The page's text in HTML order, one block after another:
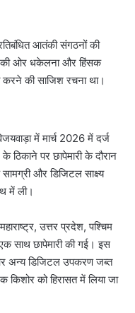
आतंकी संगठनों की
की ओर धकेलना और हिंसक
करने की साजिश रचना था।
में मार्च 2026 में दर्ज
ठिकाने पर छापेमारी के दौरान
और डिजिटल साक्ष्य
में ली।
उत्तर प्रदेश, पश्चिम
साथ छापेमारी की गई। इस
अन्य डिजिटल उपकरण जब्त
को हिरासत में लिया जा